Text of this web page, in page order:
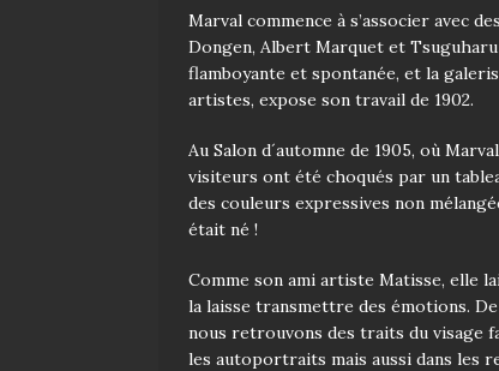
Marval commence à s’associer avec
Dongen, Albert Marquet et
flamboyante et spontanée, et la
artistes, expose son travail de 1902.
Au Salon d´automne de 1905, où
visiteurs ont été choqués par un
des couleurs expressives non
était né !
Comme son ami artiste Matisse, elle
la laisse transmettre des émotions.
nous retrouvons des traits du visage
les autoportraits mais aussi dans les